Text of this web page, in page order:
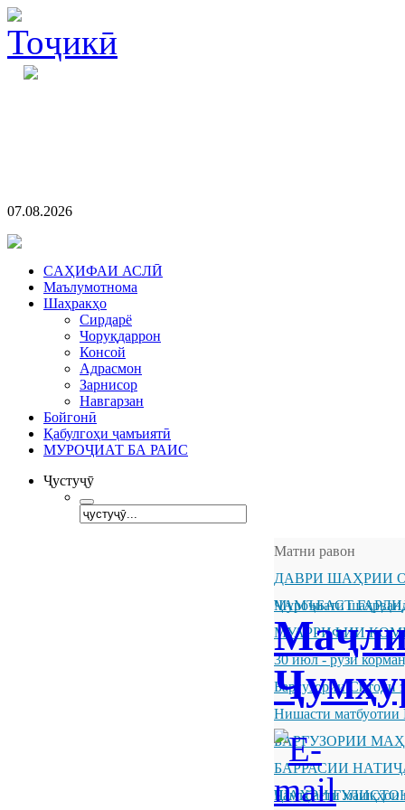
07.08.2026
CАҲИФАИ АСЛӢ
Маълумотнома
Шаҳракҳо
Сирдарё
Чоруқдаррон
Консой
Адрасмон
Зарнисор
Навгарзан
Бойгонӣ
Қабулгоҳи ҷамъиятӣ
МУРОҶИАТ БА РАИС
Ҷустуҷӯ
Матни равон
ДАВРИ ШАҲРИИ
ҶАМЪБАСТ
Муроҷиати
МУАРРИФИИ
30 июл - рӯзи
Баргузории Ситоди
Нишасти матбуотии
БАРГУЗОРИИ
БАРРАСИИ
ШАҲРИ
Ҷамъбасти машқҳои